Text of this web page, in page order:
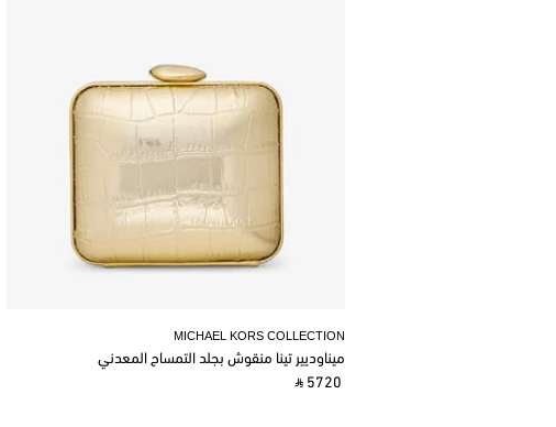
MICHAEL KORS COLLECTION
ميناوديير تينا منقوش بجلد التمساح المعدني
‎ ⃁ 5720 ‎